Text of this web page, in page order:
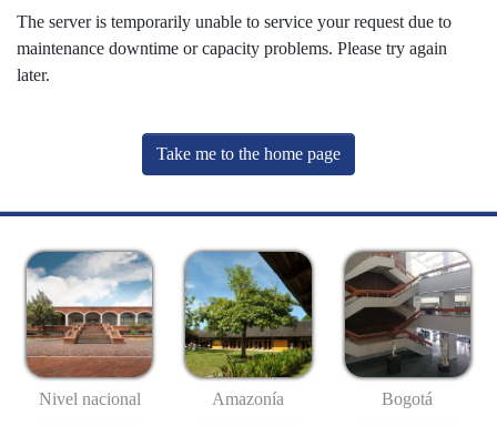
The server is temporarily unable to service your request due to
maintenance downtime or capacity problems. Please try again
later.
Take me to the home page
Nivel nacional Amazonía Bogotá